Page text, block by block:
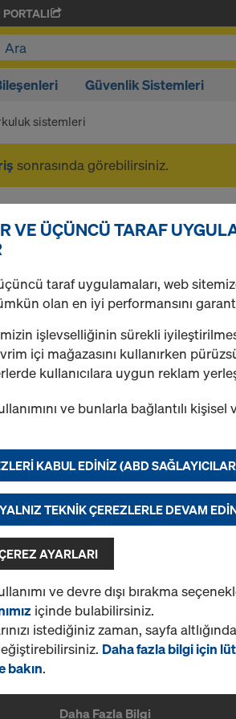
PORTALI
Güvenlik Sistemleri
sistemleri
sonrasında görebilirsiniz.
1 ürün bulundu
1 ürün bulundu
Daha Fazla Bilgi
VE ÜÇÜNCÜ TARAF
taraf uygulamaları, web
olan en iyi performansını
işlevselliğinin sürekli
içi mağazasını kullanırken
kullanıcılara uygun reklam
ve bunlarla bağlantılı
KABUL EDINIZ (ABD
TEKNIK ÇEREZLERLE DEVAM
AYARLARI
ve devre dışı bırakma
içinde bulabilirsiniz.
istediğiniz zaman, sayfa
Daha fazla bilgi için
bakın.